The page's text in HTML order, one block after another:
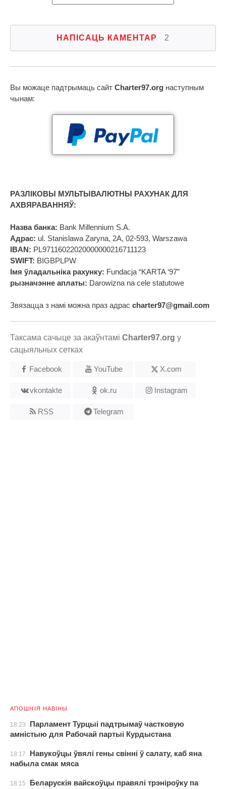
НАПІСАЦЬ КАМЕНТАР 2
Вы можаце падтрымаць сайт Charter97.org наступным
чынам:
РАЗЛІКОВЫ МУЛЬТЫВАЛЮТНЫ РАХУНАК ДЛЯ
АХВЯРАВАННЯЎ:
Назва банка: Bank Millennium S.A.
Адрас: ul. Stanislawa Zaryna, 2A, 02-593, Warszawa
IBAN: PL97116022020000000216711123
SWIFT: BIGBPLPW
Імя ўладальніка рахунку: Fundacja “KARTA ‘97”
рызначэнне аплаты: Darowizna na cele statutowe
Звязацца з намі можна праз адрас charter97@gmail.com
Таксама сачыце за акаўнтамі Charter97.org у
сацыяльных сетках
Facebook YouTube X.com
vkontakte ok.ru Instagram
RSS Telegram
АПОШНІЯ НАВІНЫ
18:23
Парламент Турцыі падтрымаў частковую
амністыю для Рабочай партыі Курдыстана
18:17
Навукоўцы ўвялі гены свінні ў салату, каб яна
набыла смак мяса
18:15
Беларускія вайскоўцы правялі трэніроўку па